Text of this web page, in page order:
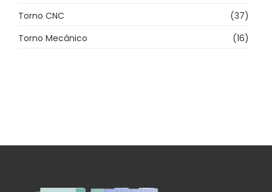
Torno CNC
(37)
Torno Mecânico
(16)